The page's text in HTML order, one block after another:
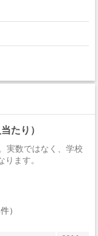
Services
たり）
実数ではなく、学校
ます。
）